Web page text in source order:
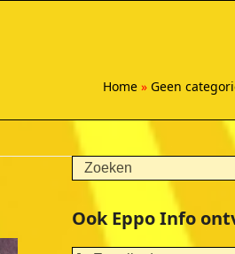
Home» Geen
Search
Ook Eppo Info